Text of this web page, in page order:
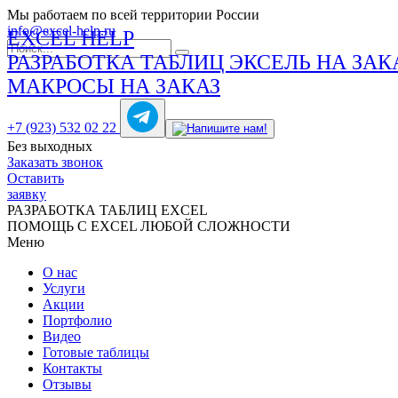
Мы работаем по всей территории России
info@excel-help.ru
EXCEL HELP
РАЗРАБОТКА ТАБЛИЦ ЭКСЕЛЬ НА
МАКРОСЫ НА ЗАКАЗ
+7 (923) 532 02 22
Без выходных
Заказать звонок
Оставить
заявку
РАЗРАБОТКА ТАБЛИЦ EXCEL
ПОМОЩЬ С EXCEL ЛЮБОЙ СЛОЖНОСТИ
Меню
О нас
Услуги
Акции
Портфолио
Видео
Готовые таблицы
Контакты
Отзывы